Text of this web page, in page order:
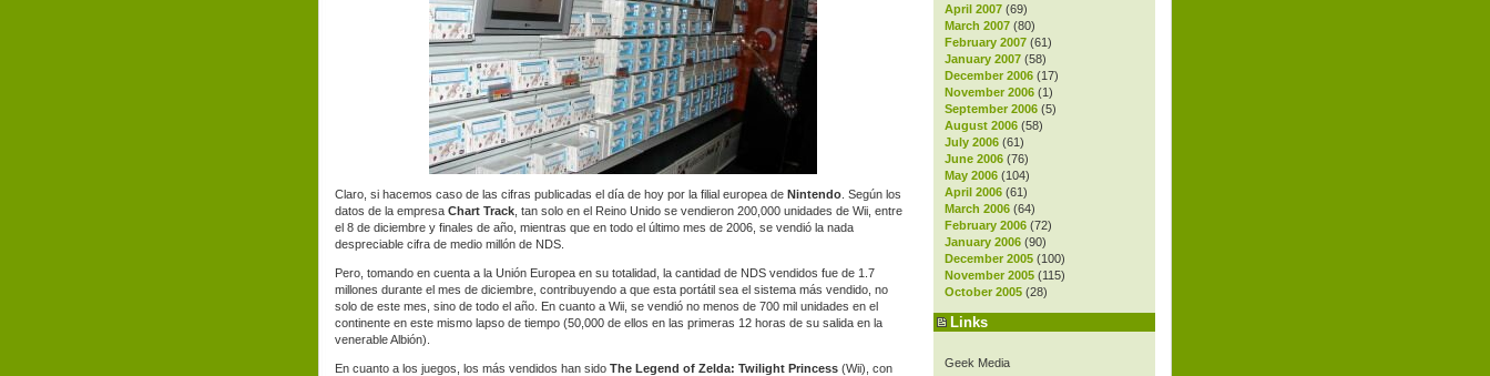
April 2007 (69)
March 2007 (80)
February 2007 (61)
January 2007 (58)
December 2006 (17)
November 2006 (1)
September 2006 (5)
August 2006 (58)
July 2006 (61)
June 2006 (76)
May 2006 (104)
April 2006 (61)
March 2006 (64)
February 2006 (72)
January 2006 (90)
December 2005 (100)
November 2005 (115)
October 2005 (28)
Links
Geek Media
Claro, si hacemos caso de las cifras publicadas el día de hoy por la filial europea de Nintendo . Según los
datos de la empresa Chart Track , tan solo en el Reino Unido se vendieron 200,000 unidades de Wii, entre
el 8 de diciembre y finales de año, mientras que en todo el último mes de 2006, se vendió la nada
despreciable cifra de medio millón de NDS.
Pero, tomando en cuenta a la Unión Europea en su totalidad, la cantidad de NDS vendidos fue de 1.7
millones durante el mes de diciembre, contribuyendo a que esta portátil sea el sistema más vendido, no
solo de este mes, sino de todo el año. En cuanto a Wii, se vendió no menos de 700 mil unidades en el
continente en este mismo lapso de tiempo (50,000 de ellos en las primeras 12 horas de su salida en la
venerable Albión).
En cuanto a los juegos, los más vendidos han sido The Legend of Zelda: Twilight Princess (Wii), con